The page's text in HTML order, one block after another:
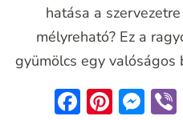
hatása a
mélyreható? Ez a
gyümölcs egy valóságos